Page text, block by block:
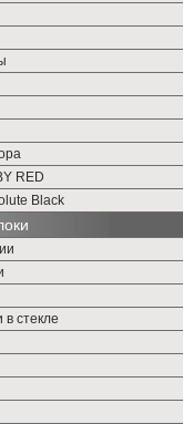
RED
Black
стекле